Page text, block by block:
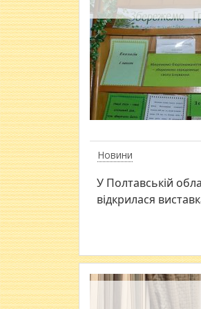
Новини
У Полтавській
відкрилася